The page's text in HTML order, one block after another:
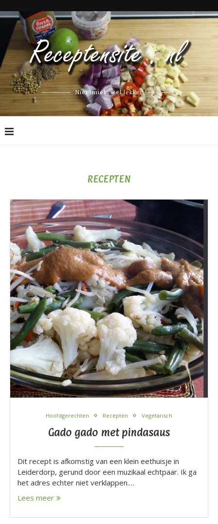
Niet uniek, wel lekker
RECEPTEN
Hoofdgerechten Recepten Vegetarisch
Gado gado met pindasaus
Dit recept is afkomstig van een klein eethuisje in
Leiderdorp, gerund door een muzikaal echtpaar. Ik ga
het adres echter niet verklappen.…
Lees meer